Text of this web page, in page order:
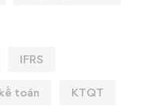
IFRS
toán KTQT